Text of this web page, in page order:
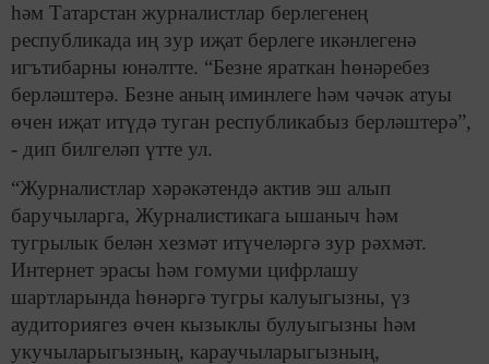
һәм Татарстан журналистлар берлегенең
республикада иң зур иҗат берлеге икәнлегенә
игътибарны юнәлтте. “Безне яраткан һөнәребез
берләштерә. Безне аның иминлеге һәм чәчәк атуы
өчен иҗат итүдә туган республикабыз берләштерә”,
- дип билгеләп үтте ул.
“Журналистлар хәрәкәтендә актив эш алып
баручыларга, Журналистикага ышаныч һәм
тугрылык белән хезмәт итүчеләргә зур рәхмәт.
Интернет эрасы һәм гомуми цифрлашу
шартларында һөнәргә тугры калуыгызны, үз
аудиториягез өчен кызыклы булуыгызны һәм
укучыларыгызның, караучыларыгызның,